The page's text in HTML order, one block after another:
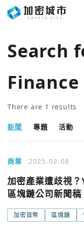
Search
Finance
There are 1 results
新聞 專題 活動
商業 2025.02.08
加密產業遭歧視
區塊鏈公司新聞稿
加密貨幣 區塊鏈
您已閒置5分鐘，請
今日熱門